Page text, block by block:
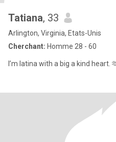
Tatiana, 33
Arlington, Virginia, Etats-Unis
Cherchant: Homme 28 - 60
I’m latina with a big a kind heart.